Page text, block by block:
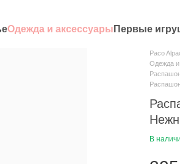
Одежда и аксессуары Первые
Paco
Одежда и
В